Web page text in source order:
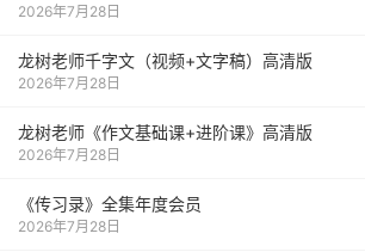
2026年7月28日
龙树老师千字文（视频+文字稿）高清版
2026年7月28日
龙树老师《作文基础课+进阶课》高清版
2026年7月28日
《传习录》全集年度会员
2026年7月28日